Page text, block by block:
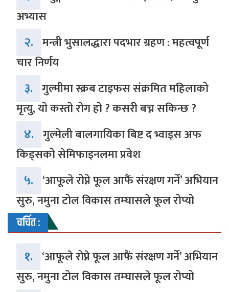
अभ्यास
२. मन्त्री भुसालद्धारा पदभार ग्रहण : महत्वपूर्ण
चार निर्णय
३. गुल्मीमा स्क्रब टाइफस संक्रमित महिलाको
मृत्यु, यो कस्तो रोग हो ? कसरी बच्न सकिन्छ ?
४. गुल्मेली बालगायिका बिष्ट द भ्वाइस अफ
किड्सको सेमिफाइनलमा प्रवेश
५. ‘आफूले रोप्ने फूल आफैं संरक्षण गर्ने’ अभियान
सुरु, नमुना टोल विकास तम्घासले फूल रोप्यो
चर्चित :
१. ‘आफूले रोप्ने फूल आफैं संरक्षण गर्ने’ अभियान
सुरु, नमुना टोल विकास तम्घासले फूल रोप्यो